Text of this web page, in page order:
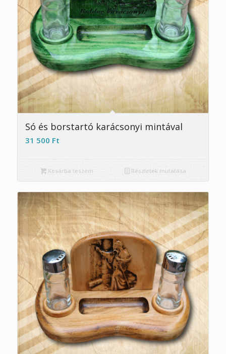
Só és borstartó karácsonyi mintával
31 500 Ft
Kosárba teszem Részletek mutatása